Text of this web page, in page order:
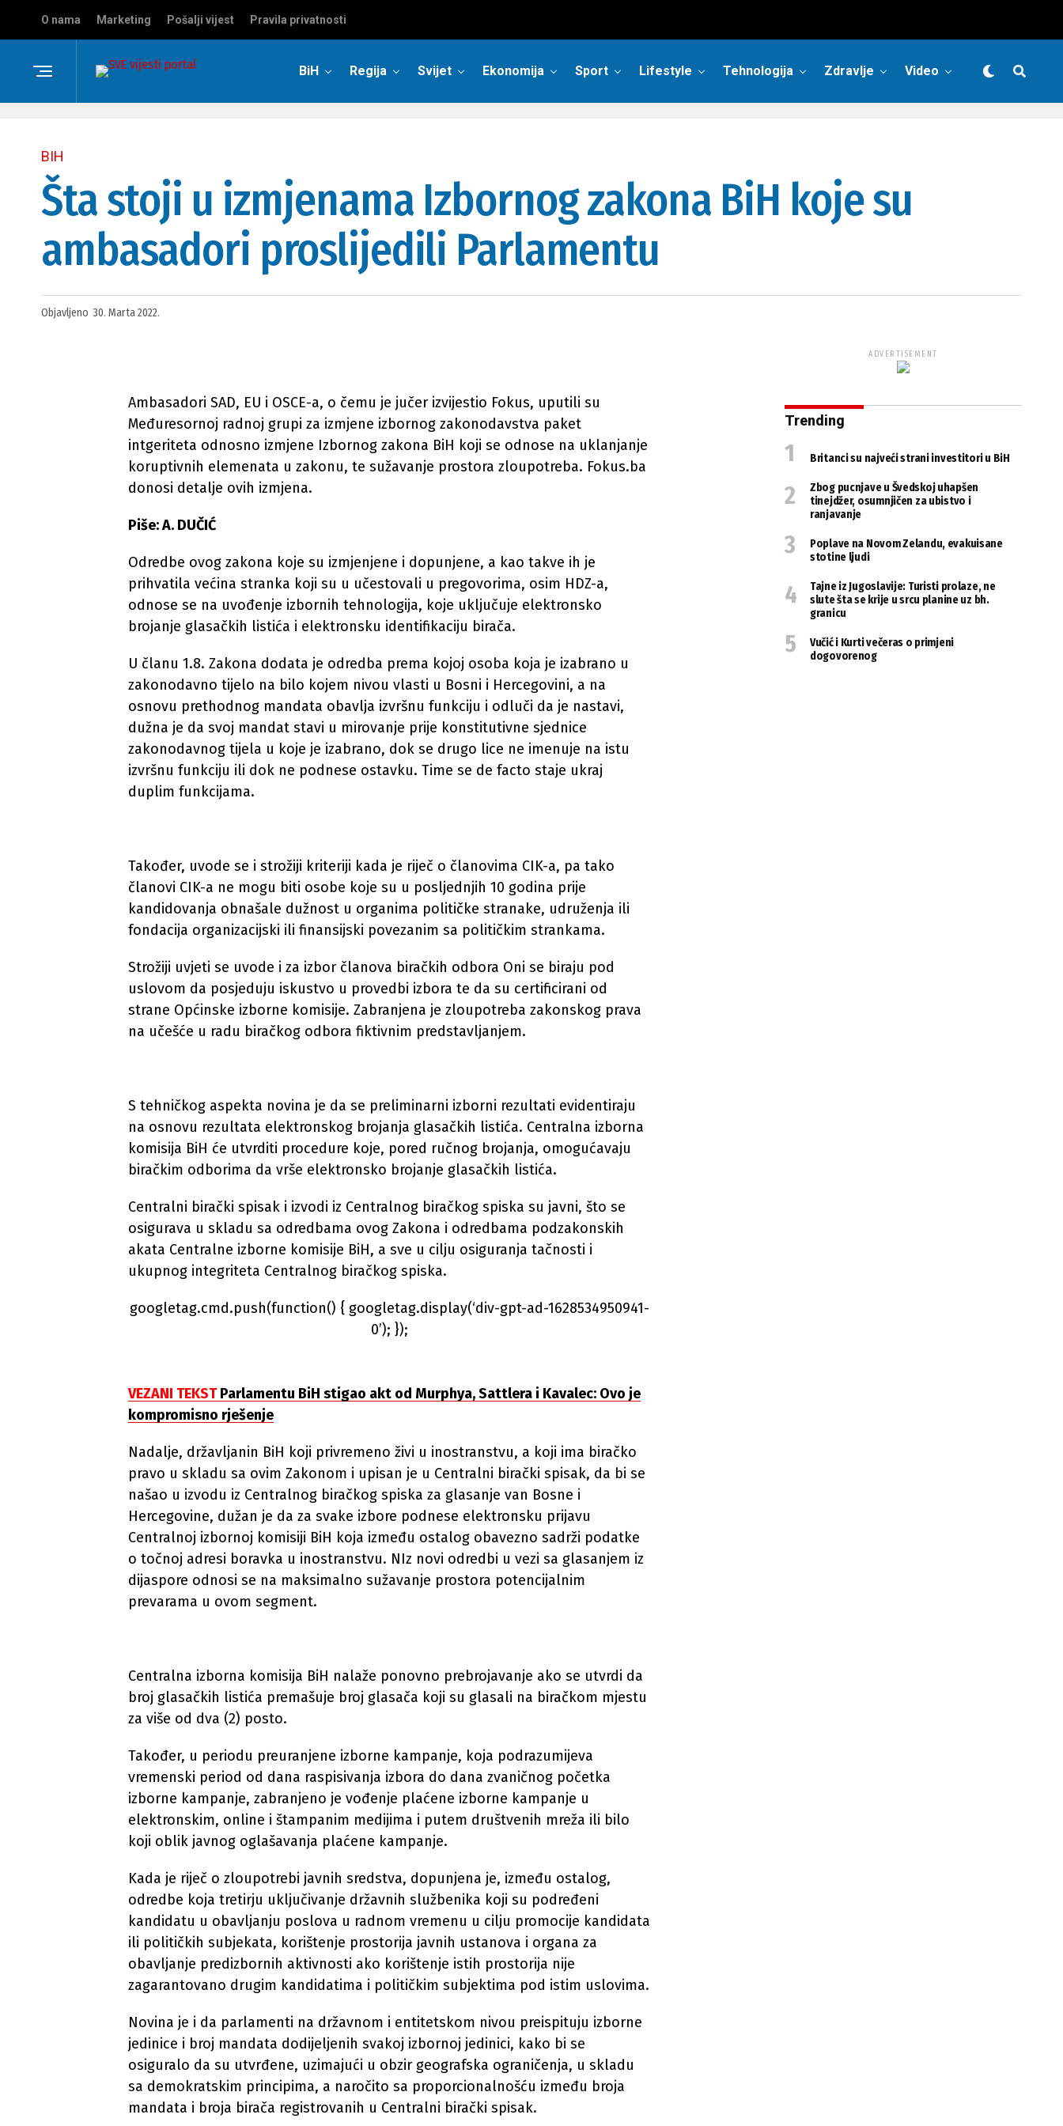
O nama Marketing Pošalji vijest Pravila privatnosti
BiH Regija Svijet Ekonomija Sport Lifestyle Tehnologija Zdravlje Video
BIH
Šta stoji u izmjenama Izbornog zakona BiH koje su
ambasadori proslijedili Parlamentu
Objavljeno 30. Marta 2022.
Ambasadori SAD, EU i OSCE-a, o čemu je jučer izvijestio Fokus, uputili su
Međuresornoj radnoj grupi za izmjene izbornog zakonodavstva paket
intgeriteta odnosno izmjene Izbornog zakona BiH koji se odnose na uklanjanje
koruptivnih elemenata u zakonu, te sužavanje prostora zloupotreba. Fokus.ba
donosi detalje ovih izmjena.
Piše: A. DUČIĆ
Odredbe ovog zakona koje su izmjenjene i dopunjene, a kao takve ih je
prihvatila većina stranka koji su u učestovali u pregovorima, osim HDZ-a,
odnose se na uvođenje izbornih tehnologija, koje uključuje elektronsko
brojanje glasačkih listića i elektronsku identifikaciju birača.
U članu 1.8. Zakona dodata je odredba prema kojoj osoba koja je izabrano u
zakonodavno tijelo na bilo kojem nivou vlasti u Bosni i Hercegovini, a na
osnovu prethodnog mandata obavlja izvršnu funkciju i odluči da je nastavi,
dužna je da svoj mandat stavi u mirovanje prije konstitutivne sjednice
zakonodavnog tijela u koje je izabrano, dok se drugo lice ne imenuje na istu
izvršnu funkciju ili dok ne podnese ostavku. Time se de facto staje ukraj
duplim funkcijama.
Također, uvode se i strožiji kriteriji kada je riječ o članovima CIK-a, pa tako
članovi CIK-a ne mogu biti osobe koje su u posljednjih 10 godina prije
kandidovanja obnašale dužnost u organima političke stranake, udruženja ili
fondacija organizacijski ili finansijski povezanim sa političkim strankama.
Strožiji uvjeti se uvode i za izbor članova biračkih odbora Oni se biraju pod
uslovom da posjeduju iskustvo u provedbi izbora te da su certificirani od
strane Općinske izborne komisije. Zabranjena je zloupotreba zakonskog prava
na učešće u radu biračkog odbora fiktivnim predstavljanjem.
S tehničkog aspekta novina je da se preliminarni izborni rezultati evidentiraju
na osnovu rezultata elektronskog brojanja glasačkih listića. Centralna izborna
komisija BiH će utvrditi procedure koje, pored ručnog brojanja, omogućavaju
biračkim odborima da vrše elektronsko brojanje glasačkih listića.
Centralni birački spisak i izvodi iz Centralnog biračkog spiska su javni, što se
osigurava u skladu sa odredbama ovog Zakona i odredbama podzakonskih
akata Centralne izborne komisije BiH, a sve u cilju osiguranja tačnosti i
ukupnog integriteta Centralnog biračkog spiska.
googletag.cmd.push(function() { googletag.display(‘div-gpt-ad-1628534950941-
0’); });
VEZANI TEKSTParlamentu BiH stigao akt od Murphya, Sattlera i Kavalec: Ovo je
kompromisno rješenje
Nadalje, državljanin BiH koji privremeno živi u inostranstvu, a koji ima biračko
pravo u skladu sa ovim Zakonom i upisan je u Centralni birački spisak, da bi se
našao u izvodu iz Centralnog biračkog spiska za glasanje van Bosne i
Hercegovine, dužan je da za svake izbore podnese elektronsku prijavu
Centralnoj izbornoj komisiji BiH koja između ostalog obavezno sadrži podatke
o točnoj adresi boravka u inostranstvu. NIz novi odredbi u vezi sa glasanjem iz
dijaspore odnosi se na maksimalno sužavanje prostora potencijalnim
prevarama u ovom segment.
Centralna izborna komisija BiH nalaže ponovno prebrojavanje ako se utvrdi da
broj glasačkih listića premašuje broj glasača koji su glasali na biračkom mjestu
za više od dva (2) posto.
Također, u periodu preuranjene izborne kampanje, koja podrazumijeva
vremenski period od dana raspisivanja izbora do dana zvaničnog početka
izborne kampanje, zabranjeno je vođenje plaćene izborne kampanje u
elektronskim, online i štampanim medijima i putem društvenih mreža ili bilo
koji oblik javnog oglašavanja plaćene kampanje.
Kada je riječ o zloupotrebi javnih sredstva, dopunjena je, između ostalog,
odredbe koja tretirju uključivanje državnih službenika koji su podređeni
kandidatu u obavljanju poslova u radnom vremenu u cilju promocije kandidata
ili političkih subjekata, korištenje prostorija javnih ustanova i organa za
obavljanje predizbornih aktivnosti ako korištenje istih prostorija nije
zagarantovano drugim kandidatima i političkim subjektima pod istim uslovima.
Novina je i da parlamenti na državnom i entitetskom nivou preispituju izborne
jedinice i broj mandata dodijeljenih svakoj izbornoj jedinici, kako bi se
osiguralo da su utvrđene, uzimajući u obzir geografska ograničenja, u skladu
sa demokratskim principima, a naročito sa proporcionalnošću između broja
mandata i broja birača registrovanih u Centralni birački spisak.
ADVERTISEMENT
Trending
Britanci su najveći strani investitori u BiH
Zbog pucnjave u Švedskoj uhapšen
tinejdžer, osumnjičen za ubistvo i
ranjavanje
Poplave na Novom Zelandu, evakuisane
stotine ljudi
Tajne iz Jugoslavije: Turisti prolaze, ne
slute šta se krije u srcu planine uz bh.
granicu
Vučić i Kurti večeras o primjeni
dogovorenog